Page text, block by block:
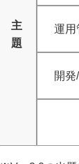
主
題
運用
開発